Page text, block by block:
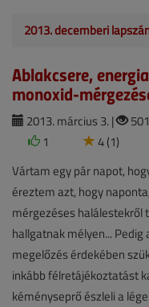
2013. decemberi
Ablakcsere,
monoxid-
2013. március 3. |
1
4 (1)
Vártam egy pár napot,
éreztem azt, hogy
mérgezéses halálestekről
hallgatnak mélyen...
megelőzés érdekében
inkább félretájékoztatást
kéményseprő észleli a